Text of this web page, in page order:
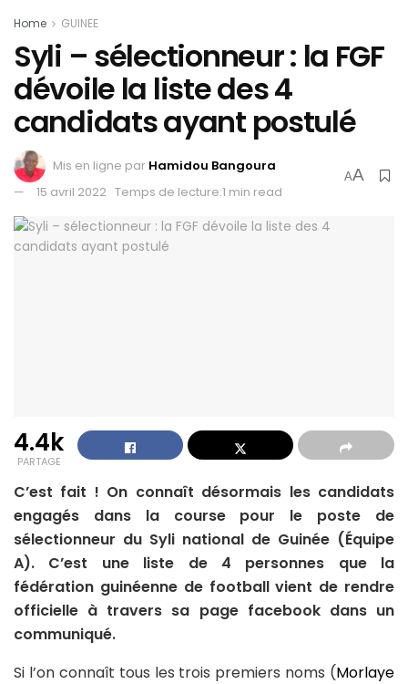
Home GUINEE
Syli – sélectionneur : la FGF
dévoile la liste des 4
candidats ayant postulé
Mis en ligne par Hamidou Bangoura
15 avril 2022 Temps de lecture:1 min read
AA
4.4k
PARTAGE
C’est fait ! On connaît désormais les candidats
engagés dans la course pour le poste de
sélectionneur du Syli national de Guinée (Équipe
A). C’est une liste de 4 personnes que la
fédération guinéenne de football vient de rendre
officielle à travers sa page facebook dans un
communiqué.
Si l’on connaît tous les trois premiers noms (Morlaye